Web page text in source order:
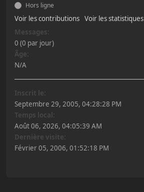
Hors ligne
Voir les contributions Voir les statistiques
Messages:
0 (0 par jour)
Âge:
N/A
Inscrit le:
Septembre 29, 2005, 04:28:28 PM
Temps local:
Août 06, 2026, 04:05:39 AM
Dernière visite:
Février 05, 2006, 01:52:18 PM